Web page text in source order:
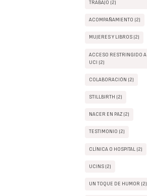
TRABAJO (2)
ACOMPAÑAMIENTO (2)
MUJERES Y LIBROS (2)
ACCESO RESTRINGIDO A
UCI (2)
COLABORACIÓN (2)
STILLBIRTH (2)
NACER EN PAZ (2)
TESTIMONIO (2)
CLÍNICA O HOSPITAL (2)
UCINS (2)
UN TOQUE DE HUMOR (2)